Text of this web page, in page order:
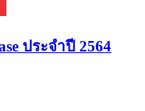
ประจำปี 2564